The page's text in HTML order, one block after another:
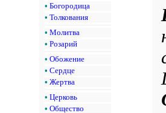
• Богородица
• Толкования
• Молитва
• Розарий
• Обожение
• Сердце
• Жертва
• Церковь
• Общество